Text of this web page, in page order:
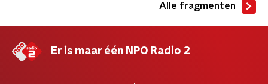
Alle fragmenten
Er is maar één NPO Radio 2